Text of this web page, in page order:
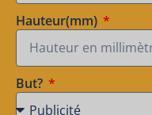
Hauteur(mm)
But?